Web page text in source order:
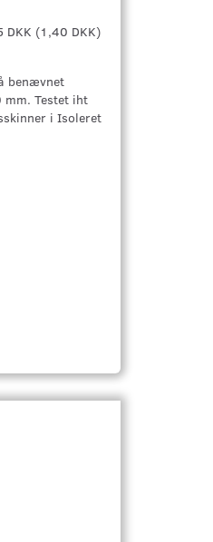
DKK (1,40 DKK)
benævnet
Testet iht
i Isoleret